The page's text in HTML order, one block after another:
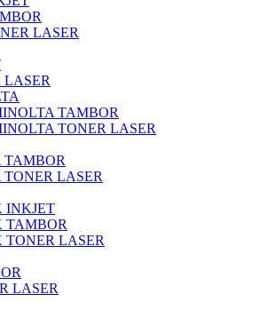
LASER
LASER
TAMBOR
TONER LASER
LASER
INKJET
TAMBOR
LASER
LASER